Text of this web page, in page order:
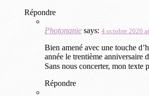
Répondre
Photonanie says: 4 octobre 2020
Bien amené avec une touche
année le trentième anniversaire
Sans nous concerter, mon texte
Répondre